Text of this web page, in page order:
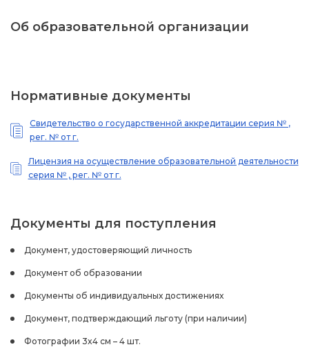
Об образовательной организации
Нормативные документы
Свидетельство о государственной аккредитации серия № ,
рег. № от г.
Лицензия на осуществление образовательной деятельности
серия № , рег. № от г.
Документы для поступления
Документ, удостоверяющий личность
Документ об образовании
Документы об индивидуальных достижениях
Документ, подтверждающий льготу (при наличии)
Фотографии 3x4 см – 4 шт.